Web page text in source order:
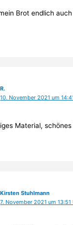
Brot endlich
R.
10. November 2021 um
Material, schönes
Kirsten Stuhlmann
7. November 2021 um 13:51